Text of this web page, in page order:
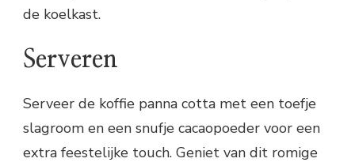
de koelkast.
Serveren
Serveer de koffie panna cotta met een toefje
slagroom en een snufje cacaopoeder voor een
extra feestelijke touch. Geniet van dit romige